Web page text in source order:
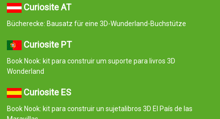
Curiosite AT
Bücherecke: Bausatz für eine 3D-Wunderland-Buchstütze
Curiosite PT
Book Nook: kit para construir um suporte para livros 3D
Wonderland
Curiosite ES
Book Nook: kit para construir un sujetalibros 3D El País de las